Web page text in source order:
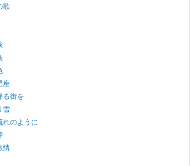
歌
座
る街を
雪
れのように
情